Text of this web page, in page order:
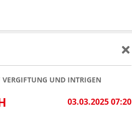
VERGIFTUNG UND INTRIGEN
03.03.2025 07:20